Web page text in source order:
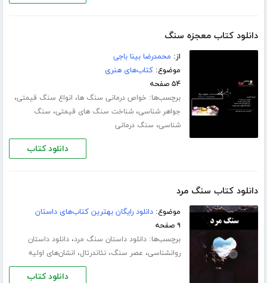
دانلود کتاب معجزه سنگ
از: محمدرضا بینا باجی
موضوع:کتاب‌های هنری
۵۴ صفحه
برچسب‌ها: خواص درمانی سنگ ها، انواع سنگ قیمتی،
جواهر شناسی،شناخت سنگ های قیمتی، سنگ
شناسی، سنگ درمانی
دانلود کتاب
دانلود کتاب سنگ مرد
موضوع:دانلود رایگان بهترین کتاب‌های داستان
۹ صفحه
برچسب‌ها:دانلود داستان سنگ مرد،دانلود داستان
روانشناسی، عصر سنگ،نئاندرتال، انشان‌های اولیه
دانلود کتاب